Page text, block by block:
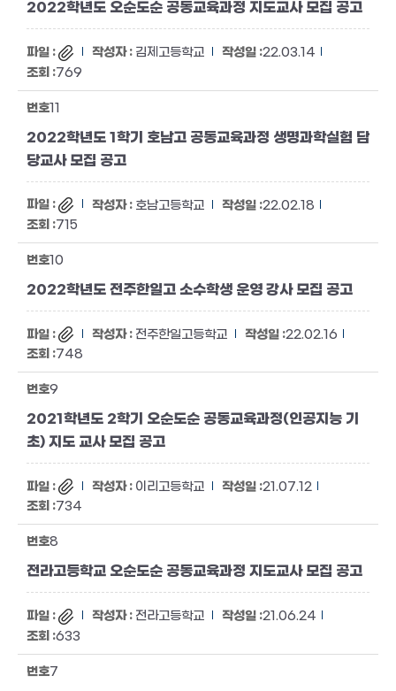
2022학년도 오순도순 공동교육과정 지도교사 모집 공고
김제고등학교
22.03.14
769
11
2022학년도 1학기 호남고 공동교육과정 생명과학실험 담
당교사 모집 공고
호남고등학교
22.02.18
715
10
2022학년도 전주한일고 소수학생 운영 강사 모집 공고
전주한일고등학교
22.02.16
748
9
2021학년도 2학기 오순도순 공동교육과정(인공지능 기
초) 지도 교사 모집 공고
이리고등학교
21.07.12
734
8
전라고등학교 오순도순 공동교육과정 지도교사 모집 공고
전라고등학교
21.06.24
633
7